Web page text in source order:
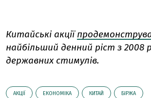
Китайські акції
найбільший денний ріст з 2008
державних стимулів.
АКЦІЇ ЕКОНОМІКА КИТАЙ БІРЖА